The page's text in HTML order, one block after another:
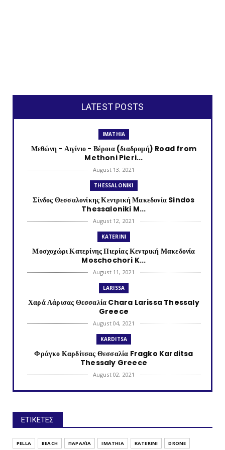
LATEST POSTS
IMATHIA
Μεθώνη - Αιγίνιο - Βέροια (διαδρομή) Road from
Methoni Pieri...
August 13, 2021
THESSALONIKI
Σίνδος Θεσσαλονίκης Κεντρική Μακεδονία Sindos
Thessaloniki M...
August 12, 2021
KATERINI
Μοσχοχώρι Κατερίνης Πιερίας Κεντρική Μακεδονία
Moschochori K...
August 11, 2021
LARISSA
Χαρά Λάρισας Θεσσαλία Chara Larissa Thessaly
Greece
August 04, 2021
KARDITSA
Φράγκο Καρδίτσας Θεσσαλία Fragko Karditsa
Thessaly Greece
August 02, 2021
KATERINI
July 30, 2021
TRIKALA
ΕΤΙΚΕΤΕΣ
PELLA BEACH ΠΑΡΑΛΊΑ IMATHIA KATERINI
DRONE